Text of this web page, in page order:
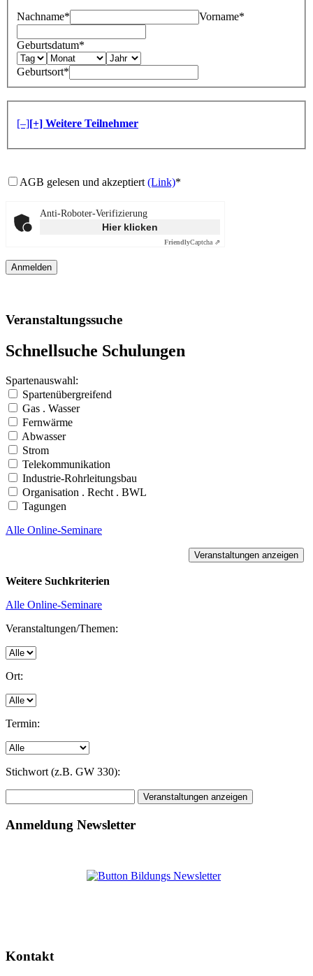
Nachname* Vorname*
Geburtsdatum*
Geburtsort*
[–][+] Weitere Teilnehmer
AGB gelesen und akzeptiert (Link)*
Anti-Roboter-Verifizierung
Hier klicken
FriendlyCaptcha ⇗
Veranstaltungssuche
Schnellsuche Schulungen
Spartenauswahl:
Spartenübergreifend
Gas . Wasser
Fernwärme
Abwasser
Strom
Telekommunikation
Industrie-Rohrleitungsbau
Organisation . Recht . BWL
Tagungen
Alle Online-Seminare
Weitere Suchkriterien
Alle Online-Seminare
Veranstaltungen/Themen:
Ort:
Termin:
Stichwort (z.B. GW 330):
Anmeldung Newsletter
Kontakt